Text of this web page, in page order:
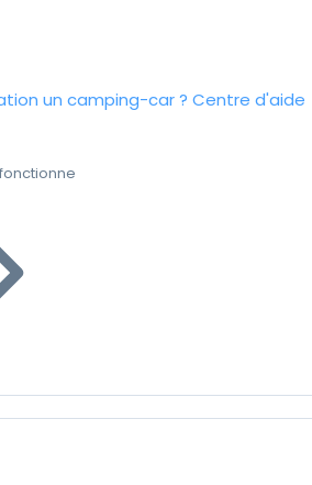
un camping-car ? Centre d'aide